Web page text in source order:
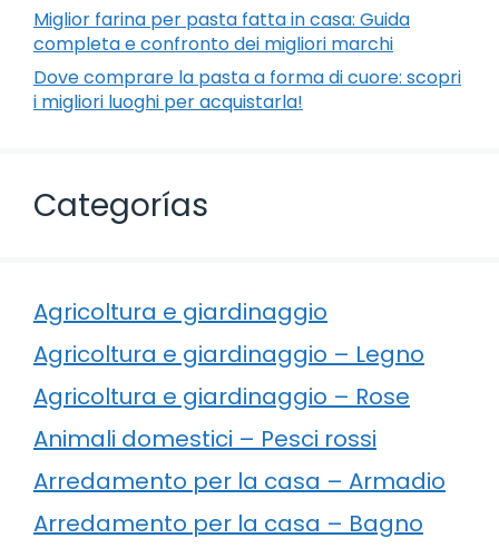
Miglior farina per pasta fatta in casa: Guida
completa e confronto dei migliori marchi
Dove comprare la pasta a forma di cuore: scopri
i migliori luoghi per acquistarla!
Categorías
Agricoltura e giardinaggio
Agricoltura e giardinaggio – Legno
Agricoltura e giardinaggio – Rose
Animali domestici – Pesci rossi
Arredamento per la casa – Armadio
Arredamento per la casa – Bagno